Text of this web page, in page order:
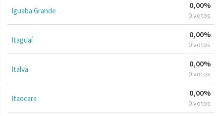
Iguaba Grande
0,00%
0 votos
Itaguaí
0,00%
0 votos
Italva
0,00%
0 votos
Itaocara
0,00%
0 votos